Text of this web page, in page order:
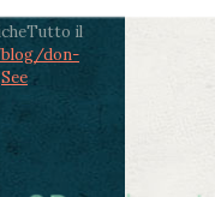
le
Tutto il
blog/don-
See